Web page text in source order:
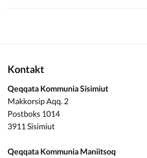
Kontakt
Qeqqata Kommunia Sisimiut
Makkorsip Aqq. 2
Postboks 1014
3911 Sisimiut
Qeqqata Kommunia Maniitsoq